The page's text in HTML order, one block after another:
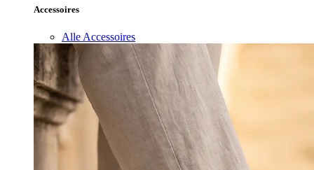
Accessoires
Alle Accessoires